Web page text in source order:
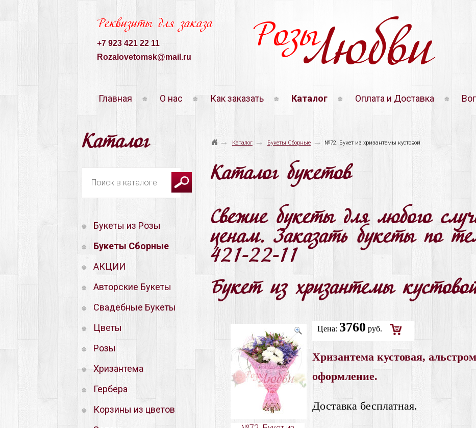
РозыЛюбви
Реквизиты для заказа
+7 923 421 22 11
Rozalovetomsk@mail.ru
Главная О нас Как заказать Каталог Оплата и Доставка
→ Каталог → Букеты Сборные → №72. Букет из хризантемы кустовой
Каталог букетов
Свежие букеты для любого
ценам. Заказать букеты по
421-22-11
Букет из хризантемы
Цена: 3760 руб.
Добавить
в
Хризантема кустовая,
оформление.
Доставка бесплатная.
Каталог
Букеты из Розы
Букеты Сборные
АКЦИИ
Авторские Букеты
Свадебные Букеты
Цветы
Розы
Хризантема
Гербера
Корзины из цветов